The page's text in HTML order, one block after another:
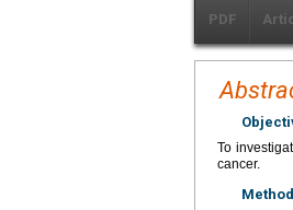
PDF
To
cancer.